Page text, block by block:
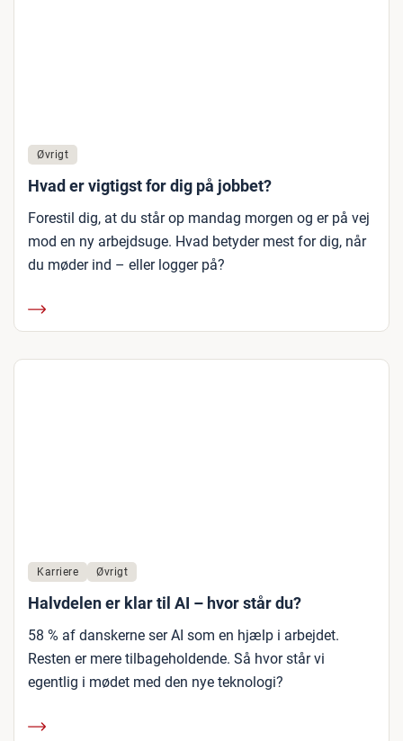
Øvrigt
Hvad er vigtigst for dig på jobbet?
Forestil dig, at du står op mandag morgen og er på vej
mod en ny arbejdsuge. Hvad betyder mest for dig, når
du møder ind – eller logger på?
Karriere Øvrigt
Halvdelen er klar til AI – hvor står du?
58 % af danskerne ser AI som en hjælp i arbejdet.
Resten er mere tilbageholdende. Så hvor står vi
egentlig i mødet med den nye teknologi?